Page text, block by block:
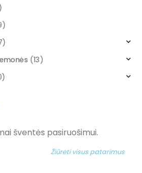
(13)
šventės pasiruošimui.
Žiūrėti visus patarimus